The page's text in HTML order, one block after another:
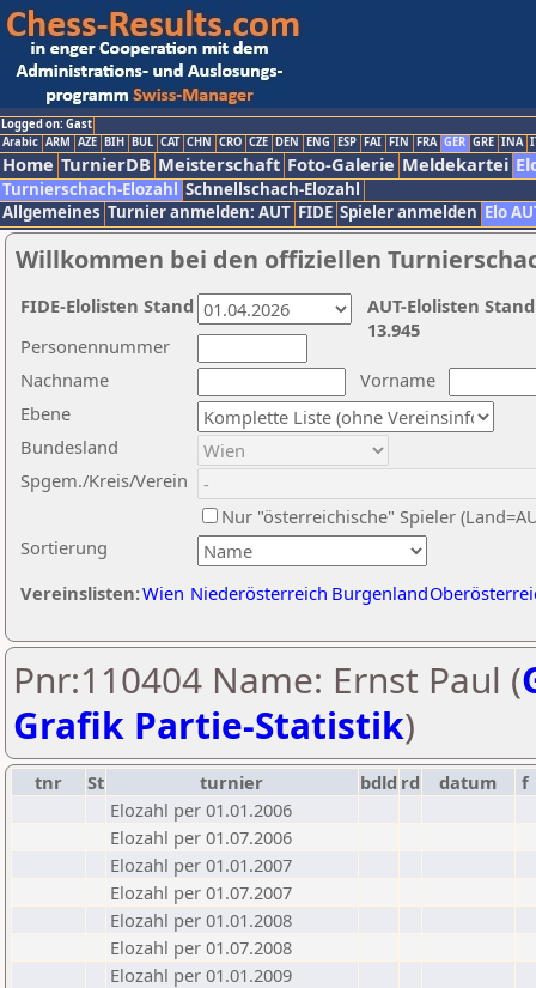
Logged on: Gast
Arabic ARM AZE BIH BUL CAT CHN CRO CZE DEN ENG ESP FAI FIN FRA GER GRE INA
Home TurnierDB Meisterschaft Foto-Galerie Meldekartei
Turnierschach-Elozahl Schnellschach-Elozahl
Allgemeines Turnier anmelden: AUT FIDE Spieler anmelden Elo
Willkommen bei den offiziellen
Nachname
Vorname
Ebene
Sortierung
Personennummer
Bundesland
Spgem./Kreis/Verein
Nur "österreichische" Spieler
Vereinslisten:Wien Niederösterreich Burgenland
AUT-Elolisten
13.945
FIDE-Elolisten Stand
Pnr:110404 Name: Ernst Paul (
Grafik Partie-Statistik)
tnr St turnier bdld rd datum
f
Elozahl per 01.01.2006
Elozahl per 01.07.2006
Elozahl per 01.01.2007
Elozahl per 01.07.2007
Elozahl per 01.01.2008
Elozahl per 01.07.2008
Elozahl per 01.01.2009